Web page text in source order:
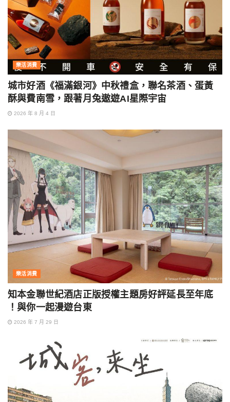
樂活消費
城市好酒《福滿銀河》中秋禮盒，聯名茶酒、蛋黃
酥與費南雪，跟著月兔遨遊AI星際宇宙
2026 年 8 月 4 日
樂活消費
知本金聯世紀酒店正版授權主題房好評延長至年底
！與你一起漫遊台東
2026 年 7 月 29 日